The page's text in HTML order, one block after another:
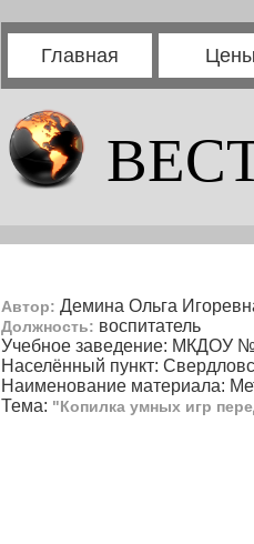
Главная Цены
Автор: Демина Ольга
Должность: воспитатель
Учебное заведение: МКДОУ
Населённый пункт:
Наименование материала:
Тема: "Копилка умных игр